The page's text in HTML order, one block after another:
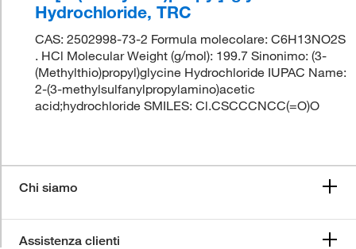
Hydrochloride, TRC
CAS: 2502998-73-2 Formula molecolare: C6H13NO2S
. HCl Molecular Weight (g/mol): 199.7 Sinonimo: (3-
(Methylthio)propyl)glycine Hydrochloride IUPAC Name:
2-(3-methylsulfanylpropylamino)acetic
acid;hydrochloride SMILES: Cl.CSCCCNCC(=O)O
Chi siamo
Assistenza clienti